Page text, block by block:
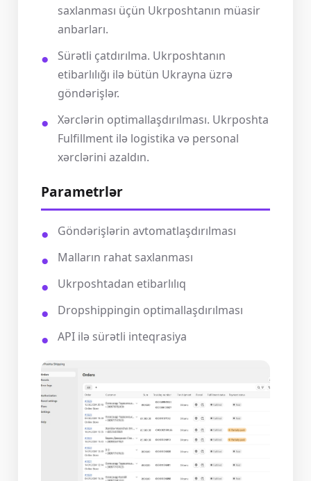
saxlanması üçün Ukrposhtanın müasir
anbarları.
Sürətli çatdırılma. Ukrposhtanın
etibarlılığı ilə bütün Ukrayna üzrə
göndərişlər.
Xərclərin optimallaşdırılması. Ukrposhta
Fulfillment ilə logistika və personal
xərclərini azaldın.
Parametrlər
Göndərişlərin avtomatlaşdırılması
Malların rahat saxlanması
Ukrposhtadan etibarlılıq
Dropshippingin optimallaşdırılması
API ilə sürətli inteqrasiya